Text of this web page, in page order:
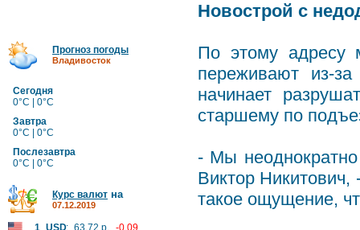
Прогноз погоды
Владивосток
Сегодня
0°C | 0°C
Завтра
0°C | 0°C
Послезавтра
0°C | 0°C
Курс валют на
07.12.2019
1 USD: 63.72 р. -0.09
Новострой с
По этому адресу
переживают из-
начинает
старшему по
- Мы
Виктор
такое ощущение,